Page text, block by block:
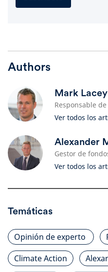
Authors
Mark Lacey
Ver todos los
Alexander
Gestor de
Ver todos los
Temáticas
Opinión de experto
Climate Action